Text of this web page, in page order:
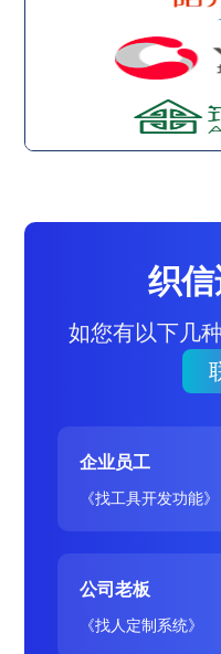
织
如您有以下几
企业员工
《找工具开发功能》
公司老板
《找人定制系统》